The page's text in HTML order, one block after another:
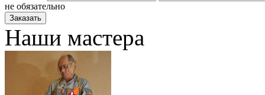
не обязательно
Наши мастера